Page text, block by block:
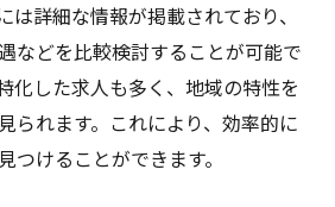
は詳細な情報が掲載されており、
などを比較検討することが可能で
化した求人も多く、地域の特性を
られます。これにより、効率的に
つけることができます。